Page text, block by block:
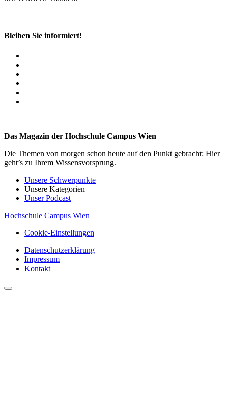
Bleiben Sie informiert!
Das Magazin der Hochschule Campus Wien
Die Themen von morgen schon heute auf den Punkt gebracht: Hier
geht’s zu Ihrem Wissensvorsprung.
Unsere Schwerpunkte
Unsere Kategorien
Unser Podcast
Hochschule Campus Wien
Cookie-Einstellungen
Datenschutzerklärung
Impressum
Kontakt